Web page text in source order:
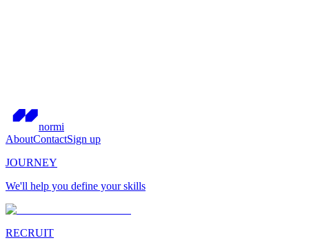
normi
AboutContactSign up
JOURNEY
We'll help you define your skills
RECRUIT